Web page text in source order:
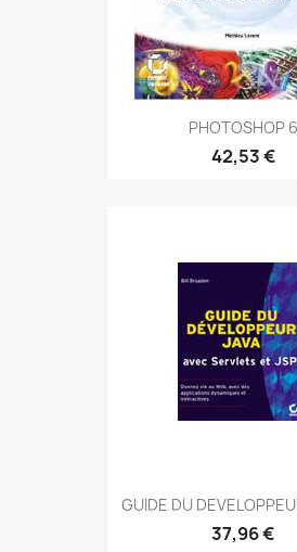
PHOTOSHOP 6
42,53 €
GUIDE DU
37,96 €